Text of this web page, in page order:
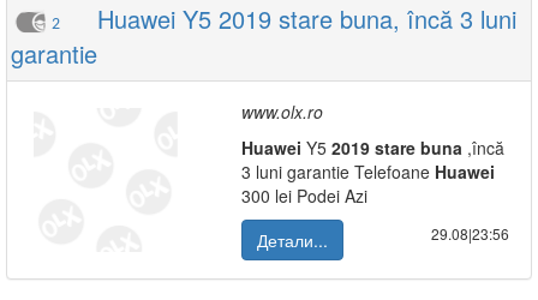
2
Huawei Y5 2019 stare buna, încă 3 luni
garantie
www.olx.ro
Huawei Y5 2019 stare buna ,încă
3 luni garantie Telefoane Huawei
300 lei Podei Azi
Детали...
29.08|23:56